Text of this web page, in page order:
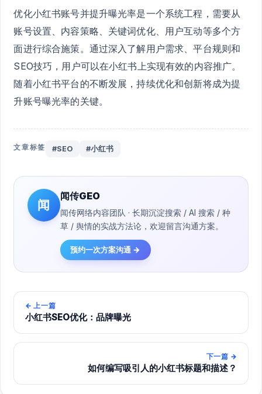
优化小红书账号并提升曝光率是一个系统工程，需要从
账号设置、内容策略、关键词优化、用户互动等多个方
面进行综合施策。通过深入了解用户需求、平台规则和
SEO技巧，用户可以在小红书上实现有效的内容推广。
随着小红书平台的不断发展，持续优化和创新将成为提
升账号曝光率的关键。
文章标签 #SEO #小红书
闻
闻传GEO
闻传网络内容团队 · 长期沉淀搜索 / AI 搜索 / 种
草 / 舆情的实战方法论，欢迎留言沟通方案。
预约一次方案沟通 →
← 上一篇
小红书SEO优化：品牌曝光
下一篇 →
如何编写吸引人的小红书标题和描述？